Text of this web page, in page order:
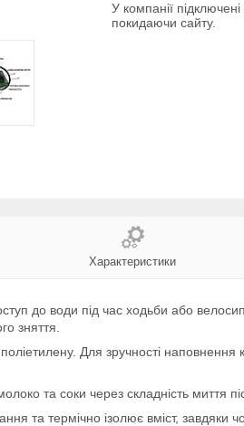
У компанії
покидаючи сайту.
Характеристики
до води під час ходьби або
зняття.
поліетилену. Для зручності
та соки через складність миття
та термічно ізолює вміст,